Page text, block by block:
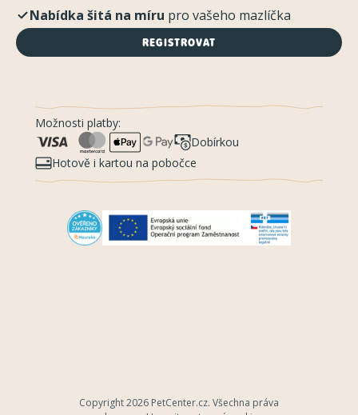
Nabídka šitá na míru pro vašeho mazlíčka
REGISTROVAT
Možnosti platby:
Dobírkou
Hotově i kartou na pobočce
Copyright 2026 PetCenter.cz. Všechna práva